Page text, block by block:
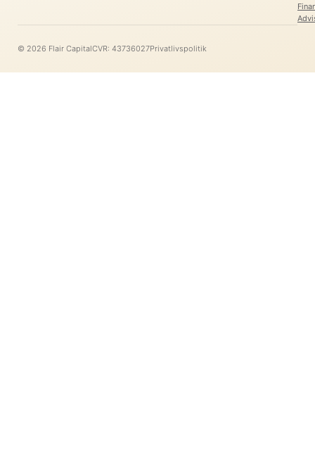
© 2026 Flair CapitalCVR: 43736027Privatlivspolitik